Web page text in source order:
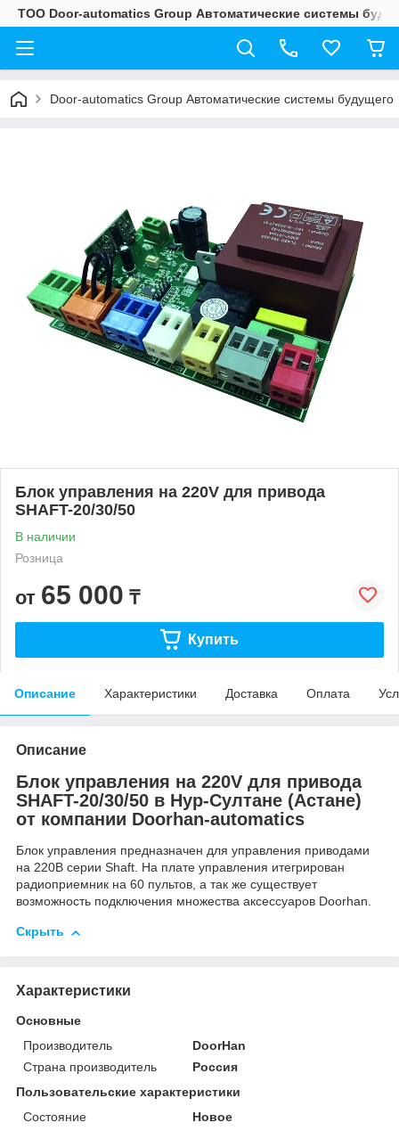
ТОО Door-automatics Group Автоматические системы
Door-automatics Group Автоматические системы будущего
Блок управления на 220V для привода
SHAFT-20/30/50
В наличии
Розница
от 65 000 ₸
Купить
Описание Характеристики Доставка Оплата
Описание
Блок управления на 220V для привода
SHAFT-20/30/50 в Нур-Султане (Астане)
от компании Doorhan-automatics
Блок управления предназначен для управления приводами
на 220В серии Shaft. На плате управления итегрирован
радиоприемник на 60 пультов, а так же существует
возможность подключения множества аксессуаров Doorhan.
Скрыть
Характеристики
Основные
Производитель
DoorHan
Страна производитель
Россия
Пользовательские характеристики
Состояние
Новое